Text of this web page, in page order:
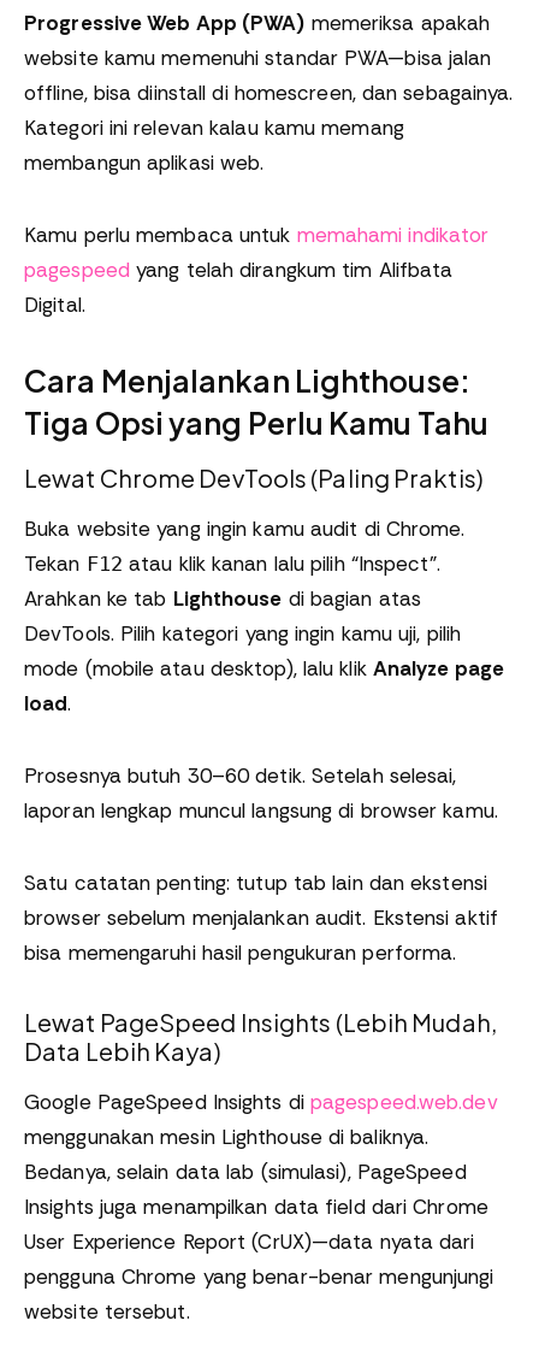
Progressive Web App (PWA) memeriksa apakah
website kamu memenuhi standar PWA—bisa jalan
offline, bisa diinstall di homescreen, dan sebagainya.
Kategori ini relevan kalau kamu memang
membangun aplikasi web.
Kamu perlu membaca untuk memahami indikator
pagespeed yang telah dirangkum tim Alifbata
Digital.
Cara Menjalankan Lighthouse:
Tiga Opsi yang Perlu Kamu Tahu
Lewat Chrome DevTools (Paling Praktis)
Buka website yang ingin kamu audit di Chrome.
Tekan F12 atau klik kanan lalu pilih “Inspect”.
Arahkan ke tab Lighthouse di bagian atas
DevTools. Pilih kategori yang ingin kamu uji, pilih
mode (mobile atau desktop), lalu klik Analyze page
load.
Prosesnya butuh 30–60 detik. Setelah selesai,
laporan lengkap muncul langsung di browser kamu.
Satu catatan penting: tutup tab lain dan ekstensi
browser sebelum menjalankan audit. Ekstensi aktif
bisa memengaruhi hasil pengukuran performa.
Lewat PageSpeed Insights (Lebih Mudah,
Data Lebih Kaya)
Google PageSpeed Insights di pagespeed.web.dev
menggunakan mesin Lighthouse di baliknya.
Bedanya, selain data lab (simulasi), PageSpeed
Insights juga menampilkan data field dari Chrome
User Experience Report (CrUX)—data nyata dari
pengguna Chrome yang benar-benar mengunjungi
website tersebut.